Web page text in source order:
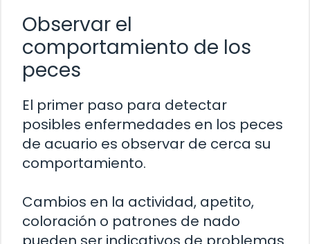
Observar el
comportamiento de los
peces
El primer paso para detectar
posibles enfermedades en los peces
de acuario es observar de cerca su
comportamiento.
Cambios en la actividad, apetito,
coloración o patrones de nado